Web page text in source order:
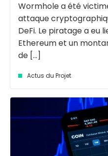
Wormhole a été
attaque
DeFi. Le piratage a eu
Ethereum et un
de [...]
Actus du Projet